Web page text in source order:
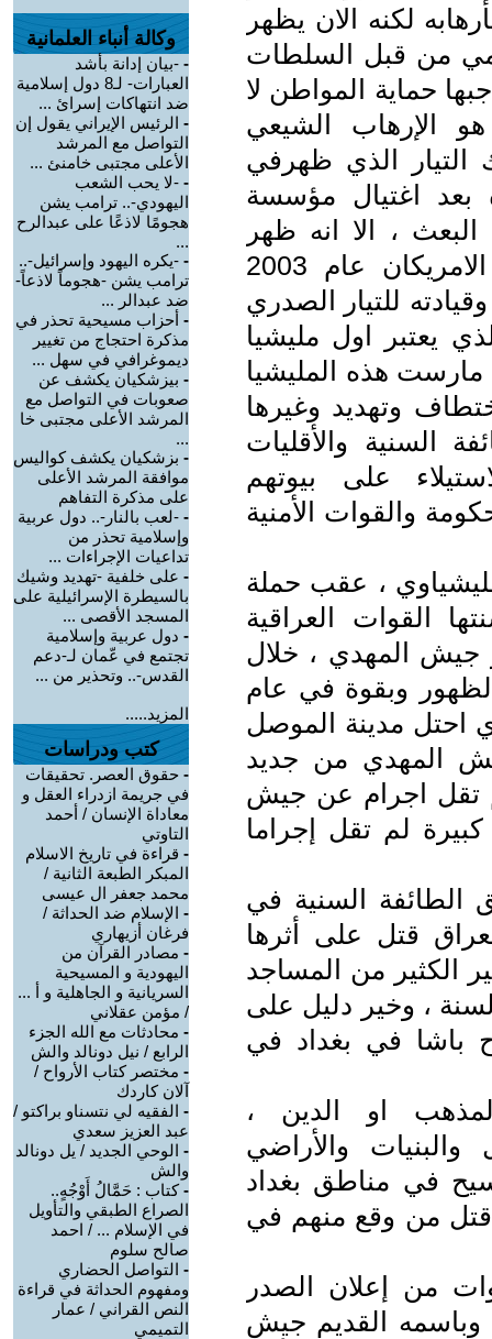
لكنه الان يظهر
من قبل السلطات
حماية المواطن لا
الإرهاب الشيعي
التيار الذي ظهرفي
بعد اغتيال مؤسسة
، الا انه ظهر
وبقوة بعد سقوط البعث من قبل الامريكان عام 2003
للتيار الصدري
يعتبر اول مليشيا
هذه المليشيا
وتهديد وغيرها
السنية والأقليات
على بيوتهم
والقوات الأمنية
، عقب حملة
القوات العراقية
جيش المهدي ، خلال
وبقوة في عام
احتل مدينة الموصل
المهدي من جديد
تقل اجرام عن جيش
لم تقل إجراما
الطائفة السنية في
قتل على أثرها
الكثير من المساجد
، وخير دليل على
باشا في بغداد في
او الدين ،
والبنيات والأراضي
في مناطق بغداد
قتل من وقع منهم في
من إعلان الصدر
وباسمه القديم جيش
وكالة أنباء العلمانية
- -بيان إدانة بأشد
العبارات- لـ8 دول إسلامية
ضد انتهاكات إسرائ ...
- الرئيس الإيراني يقول إن
التواصل مع المرشد
الأعلى مجتبى خامنئ ...
- -لا يحب الشعب
اليهودي-.. ترامب يشن
هجومًا لاذعًا على عبدالرح
...
- -يكره اليهود وإسرائيل-..
ترامب يشن -هجوماً لاذعاً-
ضد عبدالر ...
- أحزاب مسيحية تحذر في
مذكرة احتجاج من تغيير
ديموغرافي في سهل ...
- بيزشكيان يكشف عن
صعوبات في التواصل مع
المرشد الأعلى مجتبى خا
...
- بزشكيان يكشف كواليس
موافقة المرشد الأعلى
على مذكرة التفاهم
- -لعب بالنار-.. دول عربية
وإسلامية تحذر من
تداعيات الإجراءات ...
- على خلفية -تهديد وشيك
بالسيطرة الإسرائيلية على
المسجد الأقصى ...
- دول عربية وإسلامية
تجتمع في عّمان لـ-دعم
القدس-.. وتحذير من ...
المزيد.....
كتب ودراسات
- حقوق العصر. تحقيقات
في جريمة ازدراء العقل و
معاداة الإنسان / أحمد
التاوتي
- قراءة في تاريخ الاسلام
المبكر الطبعة الثانية /
محمد جعفر ال عيسى
- الإسلام ضد الحداثة /
فرغان أزيهاري
- مصادر القرآن من
اليهودية و المسيحية
السريانية و الجاهلية و أ ...
/ مؤمن عقلاني
- محادثات مع الله الجزء
الرابع / نيل دونالد والش
- مختصر كتاب الأرواح /
آلان كاردك
- الفقيه لي نتسناو براكتو /
عبد العزيز سعدي
- الوحي الجديد / يل دونالد
والش
-كتاب : حَمَّالُ أَوْجُهٍ..
الصراع الطبقي والتأويل
في الإسلام ... / احمد
صالح سلوم
- التواصل الحضاري
ومفهوم الحداثة في قراءة
النص القراني / عمار
التميمي